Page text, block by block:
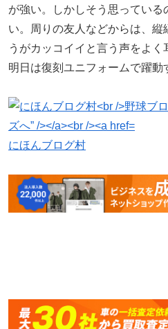
が強い。しかしそう思ってい
い。周りの友人などからは、縦
うがカッコイイと言う声をよく
明日は復刻ユニフォームで躍動
にほんブログ村